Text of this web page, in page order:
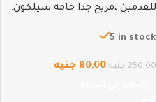
للقدمين ،مريح جدا خامة سيلكون. –
5 in stock
250,00 جنيه 80,00 جنيه